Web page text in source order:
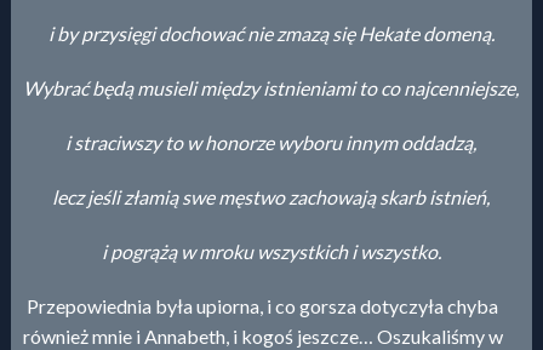
i by przysięgi dochować nie zmazą się Hekate domeną.
Wybrać będą musieli między istnieniami to co najcenniejsze,
i straciwszy to w honorze wyboru innym oddadzą,
lecz jeśli złamią swe męstwo zachowają skarb istnień,
i pogrążą w mroku wszystkich i wszystko.
Przepowiednia była upiorna, i co gorsza dotyczyła chyba
również mnie i Annabeth, i kogoś jeszcze… Oszukaliśmy w